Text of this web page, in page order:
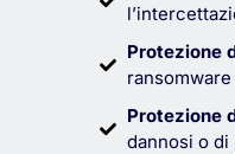
Protezione
Protezione
dannosi o di